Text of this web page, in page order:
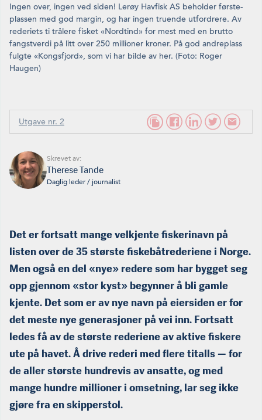
Ingen over, ingen ved siden! Lerøy Havfisk AS beholder første­
plassen med god margin, og har ingen truende utfordrere. Av
rederiets ti trålere fisket «Nordtind» for mest med en brutto
fangstverdi på litt over 250 millioner kroner. På god andreplass
fulgte «Kongsfjord», som vi har bilde av her. (Foto: Roger
Haugen)
Utgave nr. 2
Skrevet av:
Therese Tande
Daglig leder / journalist
Det er fortsatt mange velkjente fiskerinavn på
listen over de 35 største fiskebåtrederiene i Norge.
Men også en del «nye» redere som har bygget seg
opp gjennom «stor kyst» begynner å bli gamle
kjente. Det som er av nye navn på eiersiden er for
det meste nye generasjoner på vei inn. Fortsatt
ledes få av de største rederiene av aktive fiskere
ute på havet. Å drive rederi med flere titalls — for
de aller største hundrevis av ansatte, og med
mange hundre millioner i omsetning, lar seg ikke
gjøre fra en skipperstol.